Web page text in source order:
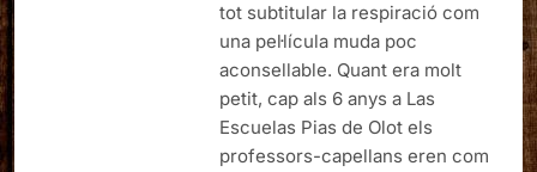
tot subtitular la respiració com
una pel·lícula muda poc
aconsellable. Quant era molt
petit, cap als 6 anys a Las
Escuelas Pias de Olot els
professors-capellans eren com